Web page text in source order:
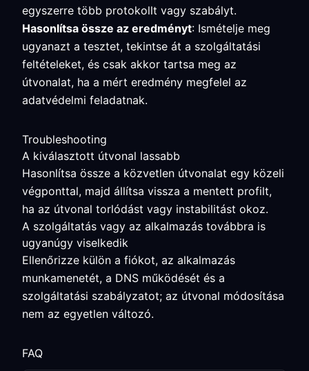
egyszerre több protokollt vagy szabályt.
Hasonlítsa össze az eredményt: Ismételje meg
ugyanazt a tesztet, tekintse át a szolgáltatási
feltételeket, és csak akkor tartsa meg az
útvonalat, ha a mért eredmény megfelel az
adatvédelmi feladatnak.
Troubleshooting
A kiválasztott útvonal lassabb
Hasonlítsa össze a közvetlen útvonalat egy közeli
végponttal, majd állítsa vissza a mentett profilt,
ha az útvonal torlódást vagy instabilitást okoz.
A szolgáltatás vagy az alkalmazás továbbra is
ugyanúgy viselkedik
Ellenőrizze külön a fiókot, az alkalmazás
munkamenetét, a DNS működését és a
szolgáltatási szabályzatot; az útvonal módosítása
nem az egyetlen változó.
FAQ